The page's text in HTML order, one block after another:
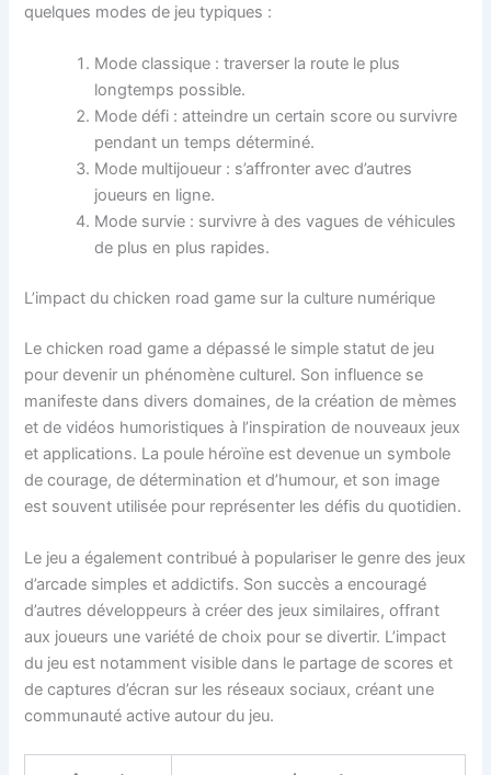
quelques modes de jeu typiques :
Mode classique : traverser la route le plus
longtemps possible.
Mode défi : atteindre un certain score ou survivre
pendant un temps déterminé.
Mode multijoueur : s’affronter avec d’autres
joueurs en ligne.
Mode survie : survivre à des vagues de véhicules
de plus en plus rapides.
L’impact du chicken road game sur la culture numérique
Le chicken road game a dépassé le simple statut de jeu
pour devenir un phénomène culturel. Son influence se
manifeste dans divers domaines, de la création de mèmes
et de vidéos humoristiques à l’inspiration de nouveaux jeux
et applications. La poule héroïne est devenue un symbole
de courage, de détermination et d’humour, et son image
est souvent utilisée pour représenter les défis du quotidien.
Le jeu a également contribué à populariser le genre des jeux
d’arcade simples et addictifs. Son succès a encouragé
d’autres développeurs à créer des jeux similaires, offrant
aux joueurs une variété de choix pour se divertir. L’impact
du jeu est notamment visible dans le partage de scores et
de captures d’écran sur les réseaux sociaux, créant une
communauté active autour du jeu.